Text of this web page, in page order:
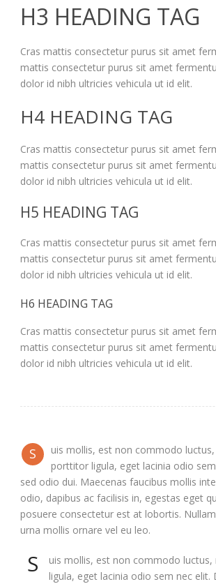
H3 HEADING TAG
Cras mattis consectetur purus sit amet
mattis consectetur purus sit amet
dolor id nibh ultricies vehicula ut id elit.
H4 HEADING TAG
Cras mattis consectetur purus sit amet
mattis consectetur purus sit amet
dolor id nibh ultricies vehicula ut id elit.
H5 HEADING TAG
Cras mattis consectetur purus sit amet
mattis consectetur purus sit amet
dolor id nibh ultricies vehicula ut id elit.
H6 HEADING TAG
Cras mattis consectetur purus sit amet
mattis consectetur purus sit amet
dolor id nibh ultricies vehicula ut id elit.
S
uis mollis, est non commodo
porttitor ligula, eget lacinia odio
sed odio dui. Maecenas faucibus mollis
odio, dapibus ac facilisis in, egestas eget
posuere consectetur est at lobortis.
urna mollis ornare vel eu leo.
S
uis mollis, est non commodo
ligula, eget lacinia odio sem nec elit.